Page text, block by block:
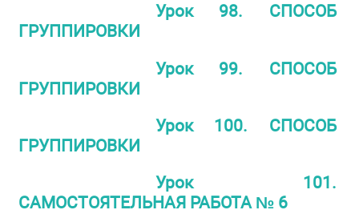
Урок 98. СПОСОБ
ГРУППИРОВКИ
Урок 99. СПОСОБ
ГРУППИРОВКИ
Урок 100. СПОСОБ
ГРУППИРОВКИ
Урок 101.
САМОСТОЯТЕЛЬНАЯ РАБОТА № 6